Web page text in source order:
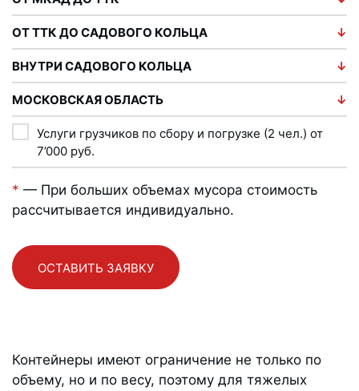
ОТ ТТК ДО САДОВОГО КОЛЬЦА
ВНУТРИ САДОВОГО КОЛЬЦА
МОСКОВСКАЯ ОБЛАСТЬ
Услуги грузчиков по сбору и погрузке (2 чел.) от
7’000 руб.
* — При больших объемах мусора стоимость
рассчитывается индивидуально.
ОСТАВИТЬ ЗАЯВКУ
Контейнеры имеют ограничение не только по
объему, но и по весу, поэтому для тяжелых